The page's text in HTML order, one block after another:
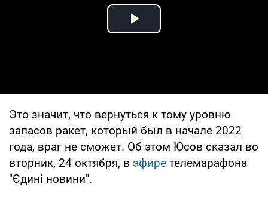
Play Video
Это значит, что вернуться к тому уровню
запасов ракет, который был в начале 2022
года, враг не сможет. Об этом Юсов сказал во
вторник, 24 октября, в эфире телемарафона
"Єдині новини".